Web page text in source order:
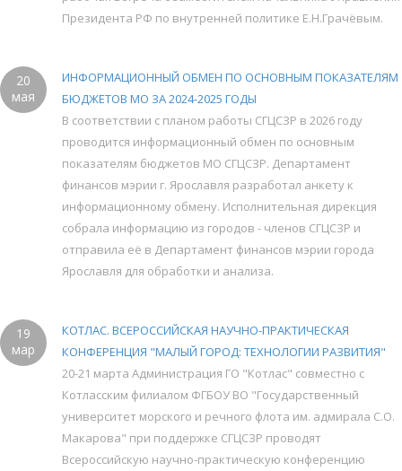
Президента РФ по внутренней политике Е.Н.Грачёвым.
20
мая
ИНФОРМАЦИОННЫЙ ОБМЕН ПО ОСНОВНЫМ ПОКАЗАТЕЛЯМ
БЮДЖЕТОВ МО ЗА 2024-2025 ГОДЫ
В соответствии с планом работы СГЦСЗР в 2026 году
проводится информационный обмен по основным
показателям бюджетов МО СГЦСЗР. Департамент
финансов мэрии г. Ярославля разработал анкету к
информационному обмену. Исполнительная дирекция
собрала информацию из городов - членов СГЦСЗР и
отправила её в Департамент финансов мэрии города
Ярославля для обработки и анализа.
19
мар
КОТЛАС. ВСЕРОССИЙСКАЯ НАУЧНО-ПРАКТИЧЕСКАЯ
КОНФЕРЕНЦИЯ "МАЛЫЙ ГОРОД: ТЕХНОЛОГИИ РАЗВИТИЯ"
20-21 марта Администрация ГО "Котлас" совместно с
Котласским филиалом ФГБОУ ВО "Государственный
университет морского и речного флота им. адмирала С.О.
Макарова" при поддержке СГЦСЗР проводят
Всероссийскую научно-практическую конференцию